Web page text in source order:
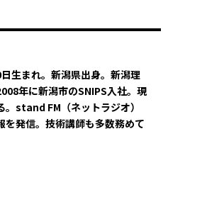
生まれ。新潟県出身。新潟理
年に新潟市のSNIPS入社。現
stand FM（ネットラジオ）
を発信。技術講師も多数務めて